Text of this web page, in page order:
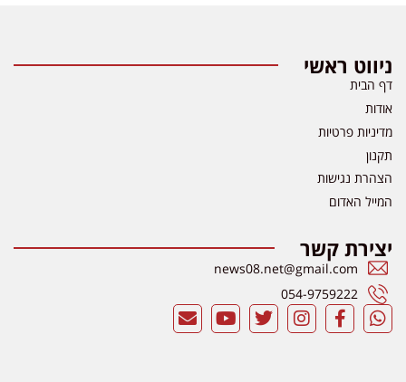
ניווט ראשי
דף הבית
אודות
מדיניות פרטיות
תקנון
הצהרת נגישות
המייל האדום
יצירת קשר
news08.net@gmail.com
054-9759222